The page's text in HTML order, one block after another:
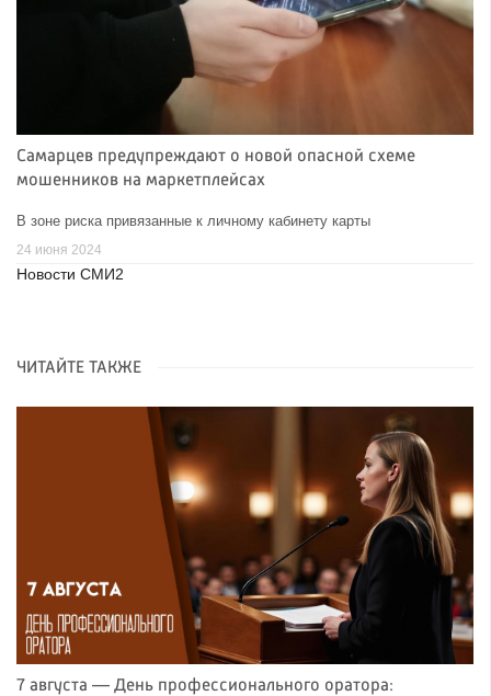
Самарцев предупреждают о новой опасной схеме
мошенников на маркетплейсах
В зоне риска привязанные к личному кабинету карты
24 июня 2024
Новости СМИ2
ЧИТАЙТЕ ТАКЖЕ
7 августа — День профессионального оратора: